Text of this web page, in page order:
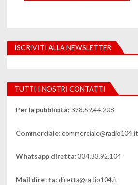
ISCRIVITI ALLA NEWSLETTER
TUTTI I NOSTRI CONTATTI
Per la pubblicità: 328.59.44.208
Commerciale: commerciale@radio104.it
Whatsapp diretta: 334.83.92.104
Mail diretta: diretta@radio104.it